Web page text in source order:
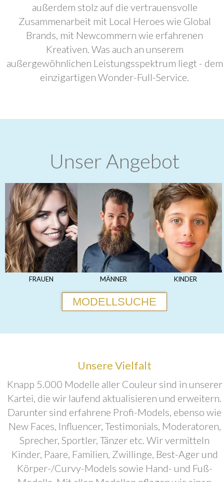
außerdem stolz auf die vertrauensvolle
Zusammenarbeit mit Local Heroes wie Global
Brands, mit Newcommern wie erfahrenen
Kreativen. Was auch an unserem
außergewöhnlichen Leistungsspektrum liegt - dem
einzigartigen Wonder-Full-Service.
Unser Angebot
FRAUEN MÄNNER KINDER
MODELLSUCHE
Unsere Vielfalt
Knapp 5.000 Modelle aller Couleur sind in unserer
Kartei, die wir laufend aktualisieren und erweitern.
Darunter sind erfahrene Profi-Models, ebenso wie
New Faces, Influencer, Testimonials, Moderatoren,
Sprecher, Sportler, Tänzer etc. Wir vermitteln
Kinder, Paare, Familien, Zwillinge, Best-Ager und
Körper-/Curvy-Models sowie Hand- und Fuß-